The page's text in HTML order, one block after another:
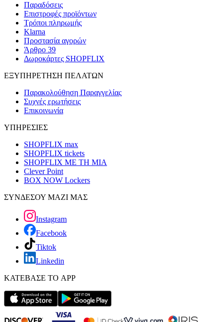
Παραδόσεις
Επιστροφές προϊόντων
Τρόποι πληρωμής
Klarna
Προστασία αγορών
Άρθρο 39
Δωροκάρτες SHOPFLIX
ΕΞΥΠΗΡΕΤΗΣΗ ΠΕΛΑΤΩΝ
Παρακολούθηση Παραγγελίας
Συχνές ερωτήσεις
Επικοινωνία
ΥΠΗΡΕΣΙΕΣ
SHOPFLIX max
SHOPFLIX tickets
SHOPFLIX ΜΕ ΤΗ ΜΙΑ
Clever Point
BOX NOW Lockers
ΣΥΝΔΕΣΟΥ ΜΑΖΙ ΜΑΣ
Instagram
Facebook
Tiktok
Linkedin
ΚΑΤΕΒΑΣΕ ΤΟ APP